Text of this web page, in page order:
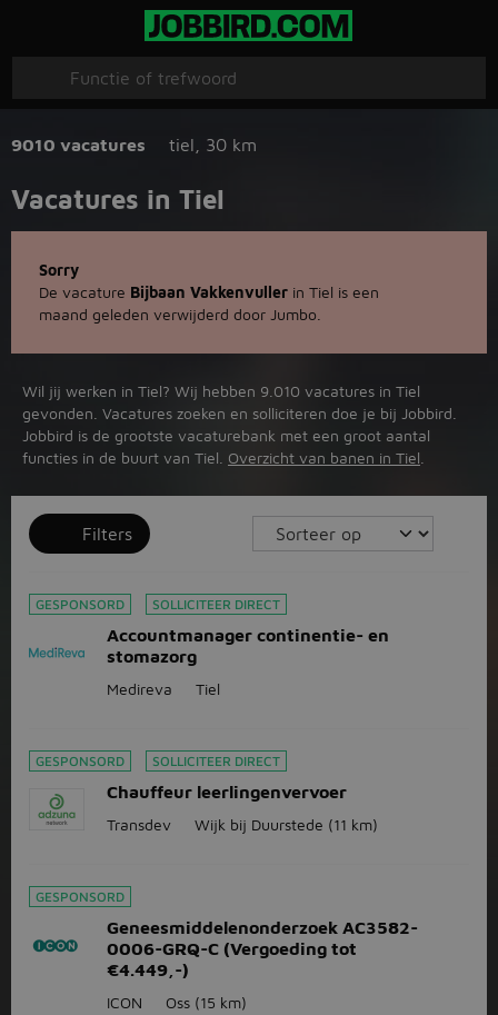
9010 vacatures tiel 30 km
Vacatures in Tiel
Sorry
De vacature Bijbaan Vakkenvuller in Tiel is een
maand geleden verwijderd door Jumbo.
Wil jij werken in Tiel? Wij hebben 9.010 vacatures in Tiel
gevonden. Vacatures zoeken en solliciteren doe je bij Jobbird.
Jobbird is de grootste vacaturebank met een groot aantal
functies in de buurt van Tiel. Overzicht van banen in Tiel
Filters
GESPONSORD SOLLICITEER DIRECT
Accountmanager continentie- en
stomazorg
Medireva Tiel
GESPONSORD SOLLICITEER DIRECT
Chauffeur leerlingenvervoer
Transdev Wijk bij Duurstede (11 km)
GESPONSORD
Geneesmiddelenonderzoek AC3582-
0006-GRQ-C (Vergoeding tot
€4.449,-)
ICON Oss (15 km)